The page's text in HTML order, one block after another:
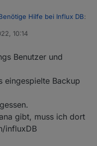
Hilfe bei Influx DB:
influxdb hast Du
1er oder 2er?
?
10:14
Benutzer und
eingespielte Backup
gibt, muss ich dort
influxDB